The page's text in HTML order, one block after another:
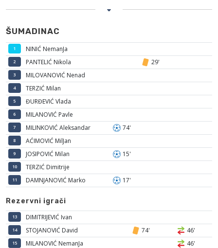
ŠUMADINAC
1 NINIĆ NemanJa
2 PANTELIĆ Nikola 29'
3 MILOVANOVIĆ Nenad
4 TERZIĆ Milan
5 ĐURĐEVIĆ Vlada
6 MILANOVIĆ Pavle
7 MILINKOVIĆ Aleksandar 74'
8 AĆIMOVIĆ MilJan
9 JOSIPOVIĆ Milan 15'
10 TERZIĆ Dimitrije
11 DAMNJANOVIĆ Marko 17'
Rezervni igrači
13 DIMITRIJEVIĆ Ivan
14 STOJANOVIĆ David 74' 46'
15 MILANOVIĆ NemanJa 46'